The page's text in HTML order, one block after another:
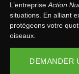
L’entreprise Action
situations. En alliant
protégeons votre
oiseaux.
DEMANDER